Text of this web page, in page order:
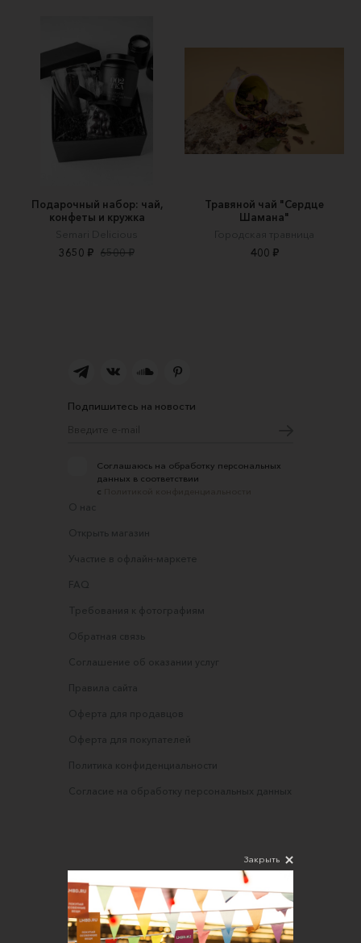
Подарочный набор: чай,
конфеты и кружка
Semari Delicious
3650 ₽ 6500 ₽
Травяной чай "Сердце
Шамана"
Городская травница
400 ₽
Подпишитесь на новости
Соглашаюсь на обработку персональных
данных в соответствии
с
О нас
Открыть магазин
Участие в офлайн-маркете
FAQ
Требования к фотографиям
Обратная связь
Соглашение об оказании услуг
Правила сайта
Оферта для продавцов
Оферта для покупателей
Политика конфиденциальности
Согласие на обработку персональных данных
Закрыть